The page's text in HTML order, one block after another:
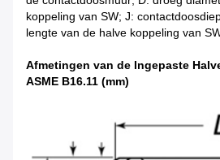
koppeling van SW; J:
lengte van de halve koppeling van
Afmetingen van de Ingepaste
ASME B16.11 (mm)